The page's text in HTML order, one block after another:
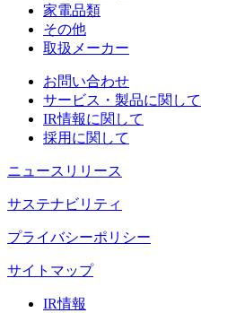
家電品類
その他
取扱メーカー
お問い合わせ
サービス・製品に関して
IR情報に関して
採用に関して
ニュースリリース
サステナビリティ
プライバシーポリシー
サイトマップ
IR情報